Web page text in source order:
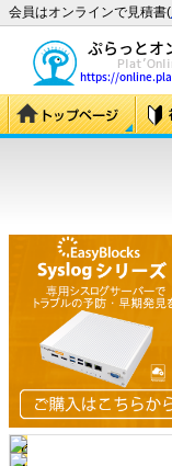
会員はオンラインで見積書(